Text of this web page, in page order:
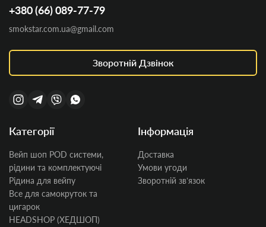
+380 (66) 089-77-79
smokstar.com.ua@gmail.com
Зворотній Дзвінок
Категорії
Вейп шоп POD системи,
рідини та комплектуючі
Рідина для вейпу
Все для самокруток та
цигарок
HEADSHOP (ХЕДШОП)
Інформація
Доставка
Умови угоди
Зворотній звʼязок